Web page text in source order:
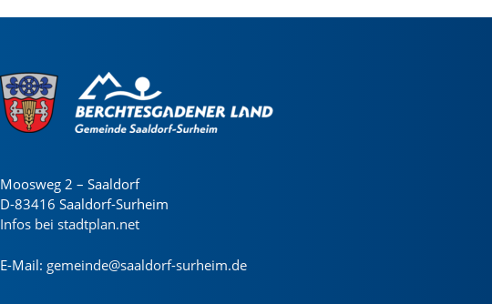
Moosweg 2 – Saaldorf
D-83416 Saaldorf-Surheim
Infos bei stadtplan.net
E-Mail: gemeinde@saaldorf-surheim.de